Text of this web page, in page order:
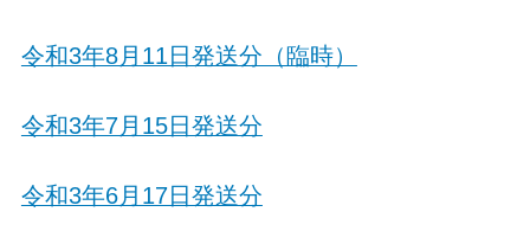
令和3年8月11日発送分（臨時）
令和3年7月15日発送分
令和3年6月17日発送分